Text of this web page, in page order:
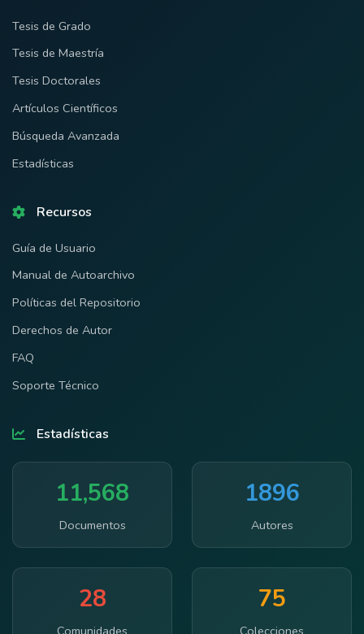
Tesis de Grado
Tesis de Maestría
Tesis Doctorales
Artículos Científicos
Búsqueda Avanzada
Estadísticas
Recursos
Guía de Usuario
Manual de Autoarchivo
Políticas del Repositorio
Derechos de Autor
FAQ
Soporte Técnico
Estadísticas
11,568
Documentos
1896
Autores
28
Comunidades
75
Colecciones